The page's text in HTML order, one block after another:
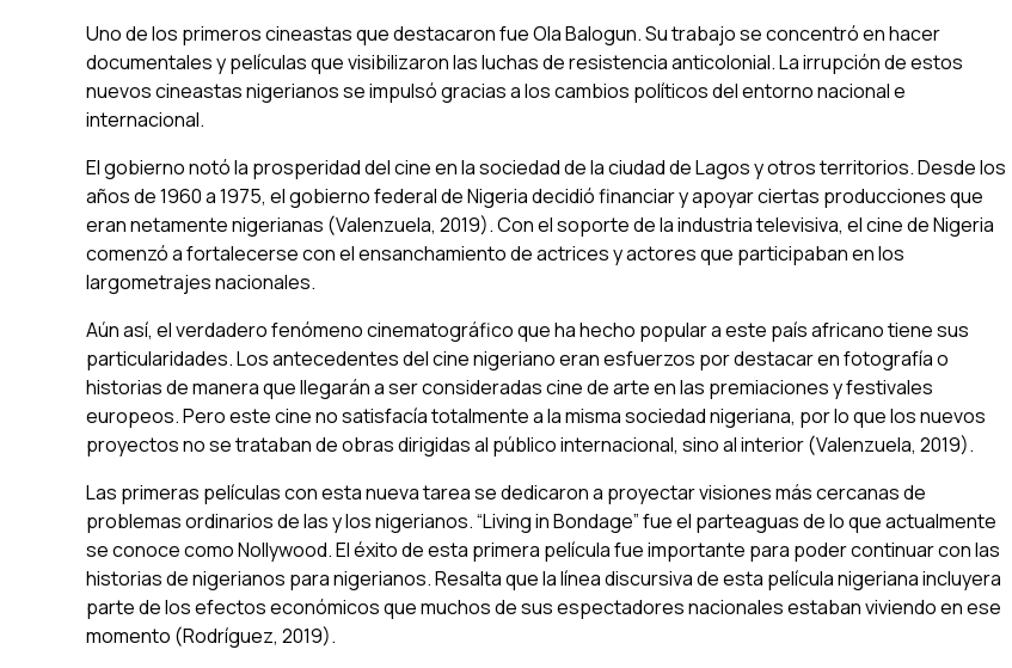
Uno de los primeros cineastas que destacaron fue Ola Balogun. Su trabajo se concentró en hacer
documentales y películas que visibilizaron las luchas de resistencia anticolonial. La irrupción de estos
nuevos cineastas nigerianos se impulsó gracias a los cambios políticos del entorno nacional e
internacional.
El gobierno notó la prosperidad del cine en la sociedad de la ciudad de Lagos y otros territorios. Desde los
años de 1960 a 1975, el gobierno federal de Nigeria decidió financiar y apoyar ciertas producciones que
eran netamente nigerianas (Valenzuela, 2019). Con el soporte de la industria televisiva, el cine de Nigeria
comenzó a fortalecerse con el ensanchamiento de actrices y actores que participaban en los
largometrajes nacionales.
Aún así, el verdadero fenómeno cinematográfico que ha hecho popular a este país africano tiene sus
particularidades. Los antecedentes del cine nigeriano eran esfuerzos por destacar en fotografía o
historias de manera que llegarán a ser consideradas cine de arte en las premiaciones y festivales
europeos. Pero este cine no satisfacía totalmente a la misma sociedad nigeriana, por lo que los nuevos
proyectos no se trataban de obras dirigidas al público internacional, sino al interior (Valenzuela, 2019).
Las primeras películas con esta nueva tarea se dedicaron a proyectar visiones más cercanas de
problemas ordinarios de las y los nigerianos. “Living in Bondage” fue el parteaguas de lo que actualmente
se conoce comoNollywood. El éxito de esta primera película fue importante para poder continuar con las
historias de nigerianos para nigerianos. Resalta que la línea discursiva de esta película nigeriana incluyera
parte de los efectos económicos que muchos de sus espectadores nacionales estaban viviendo en ese
momento (Rodríguez, 2019).